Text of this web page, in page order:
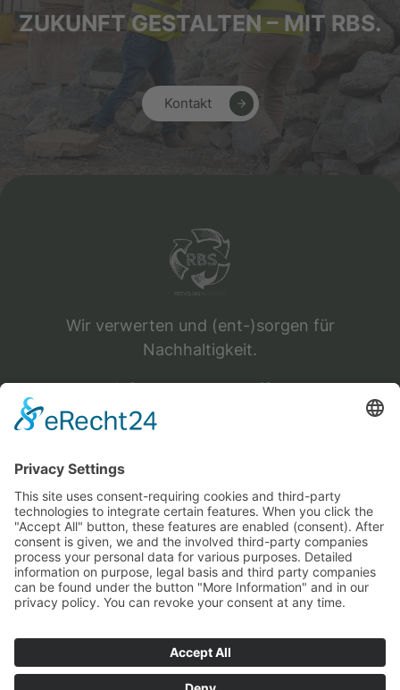
ZUKUNFT GESTALTEN – MIT RBS.
Kontakt
Wir verwerten und (ent-)sorgen für
Nachhaltigkeit.
info@rbs-rcbaustoffe.de
Navigation
Home
Über Uns
Projekte
News
Karriere
Rechtliches
Datenschutz
Kontakt
Cookie-Einstellungen
Folge uns
Facebook